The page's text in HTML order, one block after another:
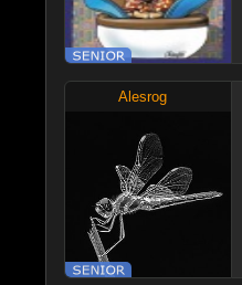
Alesrog